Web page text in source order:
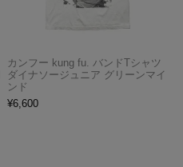
カンフー kung fu. バンドTシャツ
ダイナソージュニア グリーンマイ
ンド
¥6,600